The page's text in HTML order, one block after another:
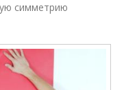
симметрию